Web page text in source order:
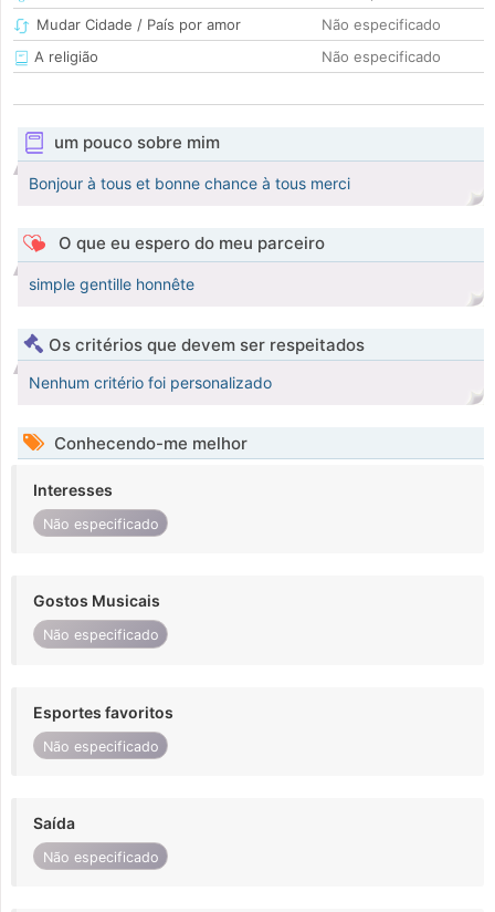
Mudar Cidade / País por amor
Não especificado
A religião
Não especificado
um pouco sobre mim
Bonjour à tous et bonne chance à tous merci
O que eu espero do meu parceiro
simple gentille honnête
Os critérios que devem ser respeitados
Nenhum critério foi personalizado
Conhecendo-me melhor
Interesses
Não especificado
Gostos Musicais
Não especificado
Esportes favoritos
Não especificado
Saída
Não especificado